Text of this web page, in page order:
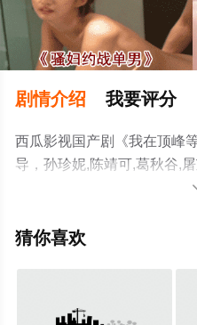
剧情介绍 我要评分
西瓜影视国产剧《我在顶峰
导，孙珍妮,陈靖可,葛秋谷,
音,吴天琪,何蕾,袁大森,崔奕,
23全集），手机免费观看高
猜你喜欢